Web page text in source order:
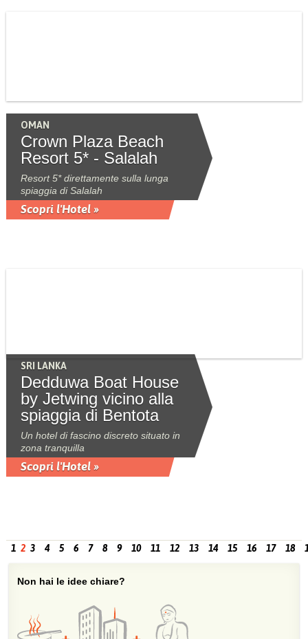
OMAN
Crown Plaza Beach
Resort 5* - Salalah
Resort 5* direttamente sulla lunga
spiaggia di Salalah
Scopri l'Hotel »
SRI LANKA
Dedduwa Boat House
by Jetwing vicino alla
spiaggia di Bentota
Un hotel di fascino discreto situato in
zona tranquilla
Scopri l'Hotel »
1 2 3 4 5 6 7 8 9 10 11 12 13 14 15 16 17 18
Non hai le idee chiare?